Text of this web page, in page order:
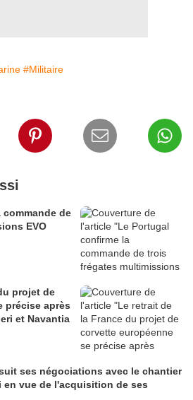
#Militaire
de
EVO
projet de
précise après
et Navantia
ses négociations avec le chantier
vue de l'acquisition de ses